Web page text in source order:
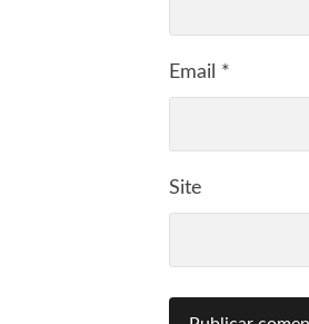
Email *
Site